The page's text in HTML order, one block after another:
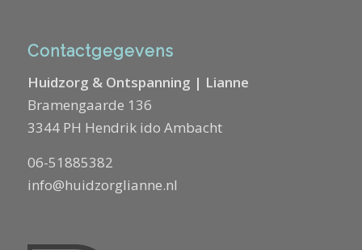
Contactgegevens
Huidzorg & Ontspanning | Lianne
Bramengaarde 136
3344 PH Hendrik ido Ambacht
06-51885382
info@huidzorglianne.nl